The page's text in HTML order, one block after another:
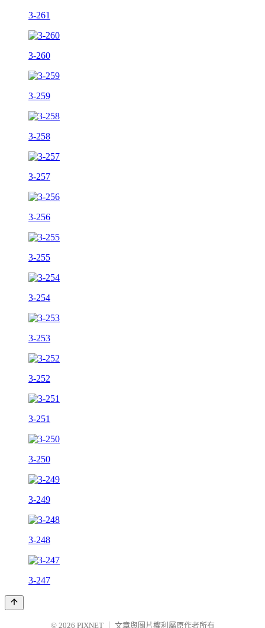
3-261
3-260
3-259
3-258
3-257
3-256
3-255
3-254
3-253
3-252
3-251
3-250
3-249
3-248
3-247
© 2026 PIXNET 文章與圖片權利屬原作者所有